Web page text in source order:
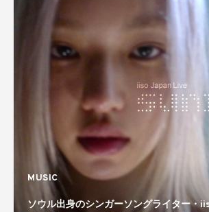
MUSIC
ソウル出身のシンガーソングライター・